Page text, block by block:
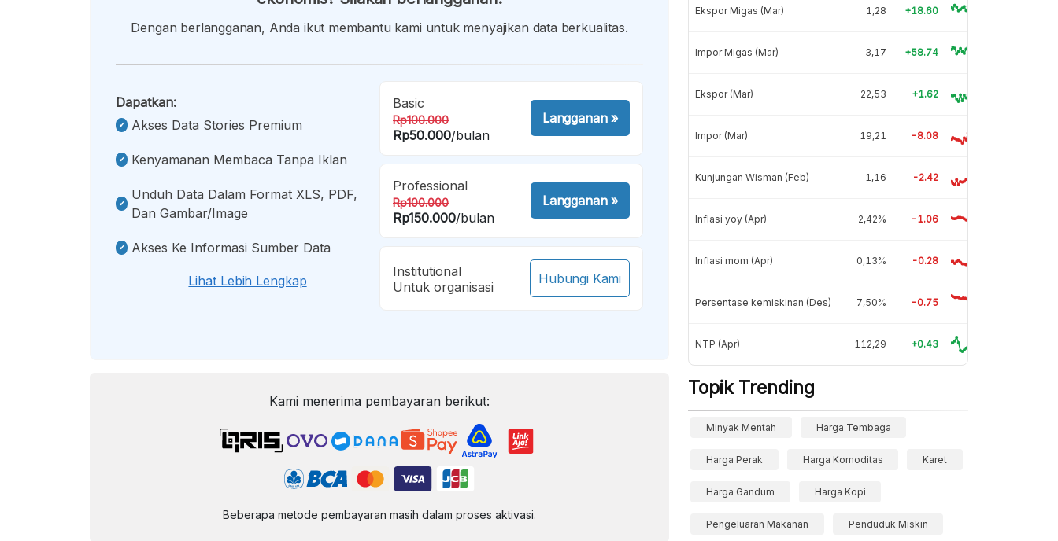
Dengan berlangganan, Anda ikut membantu kami untuk menyajikan data berkualitas.
Dapatkan:
Akses Data Stories Premium
Kenyamanan Membaca Tanpa Iklan
Unduh Data Dalam Format XLS, PDF,
Dan Gambar/image
Akses Ke Informasi Sumber Data
Lihat Lebih Lengkap
Basic
Rp100.000
Rp50.000/bulan
Langganan»
Professional
Rp100.000
Rp150.000/bulan
Langganan»
Institutional
Untuk organisasi
Hubungi Kami
Kami menerima pembayaran berikut:
Beberapa metode pembayaran masih dalam proses aktivasi.
Ekspor Migas (Mar) 1,28 +18.60
Impor Migas (Mar) 3,17 +58.74
Ekspor (Mar) 22,53 +1.62
Impor (Mar) 19,21 -8.08
Kunjungan Wisman (Feb) 1,16 -2.42
Inflasi yoy (Apr) 2,42% -1.06
Inflasi mom (Apr) 0,13% -0.28
Persentase kemiskinan (Des) 7,50% -0.75
NTP (Apr) 112,29 +0.43
Topik Trending
Minyak Mentah Harga Tembaga
Harga Perak Harga Komoditas Karet
Harga Gandum Harga Kopi
Pengeluaran Makanan Penduduk Miskin